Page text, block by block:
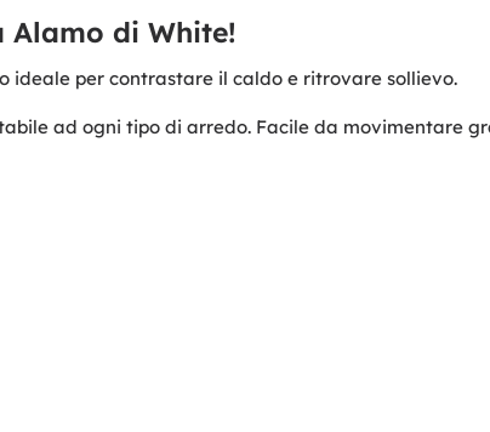
di White!
per contrastare il caldo e ritrovare sollievo.
ad ogni tipo di arredo. Facile da movimentare